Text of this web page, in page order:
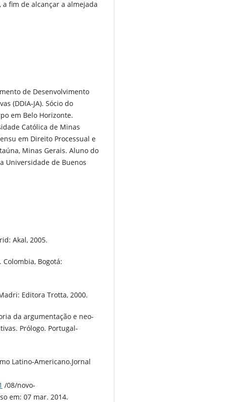
fim de alcançar a almejada
de Desenvolvimento
(DDIA-JA). Sócio do
em Belo Horizonte.
Católica de Minas
em Direito Processual e
Minas Gerais. Aluno do
Universidade de Buenos
Akal, 2005.
Bogotá:
Editora Trotta, 2000.
da argumentação e neo-
Prólogo. Portugal-
Latino-Americano.Jornal
/08/novo-
em: 07 mar. 2014.